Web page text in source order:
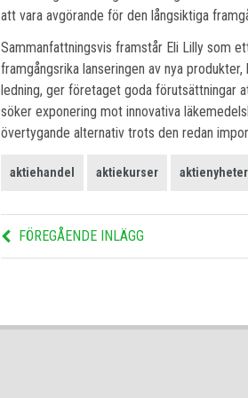
att vara avgörande för den långsiktiga
Sammanfattningsvis framstår Eli Lilly som
framgångsrika lanseringen av nya
ledning, ger företaget goda förutsättningar
söker exponering mot innovativa
övertygande alternativ trots den redan
aktiehandel aktiekurser aktienyheter
FÖREGÅENDE INLÄGG